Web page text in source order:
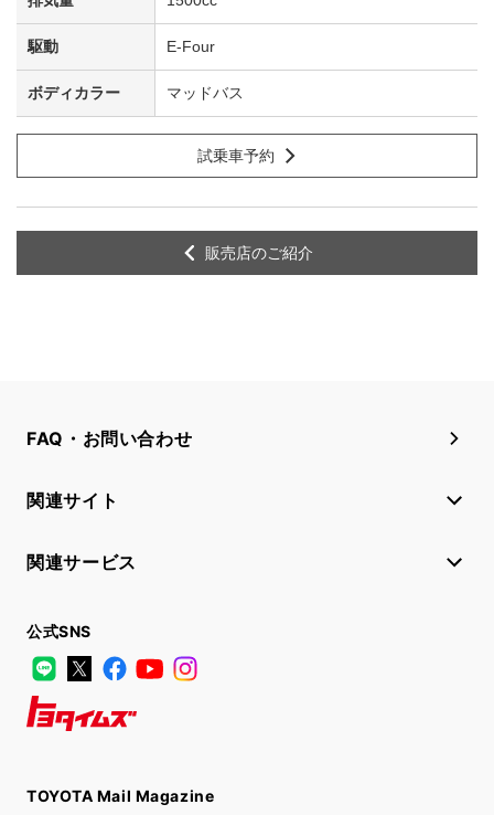
E-Four
マッドバス
試乗車予約
販売店のご紹介
FAQ・お問い合わせ
関連サイト
関連サービス
公式SNS
LINE
X FacebookYouTube
TOYOTA Mail Magazine